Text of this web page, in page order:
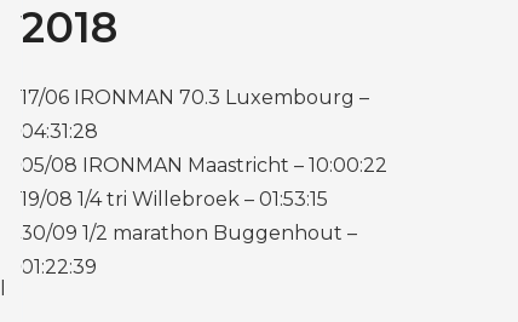
2018
17/06 IRONMAN 70.3 Luxembourg –
04:31:28
05/08 IRONMAN Maastricht – 10:00:22
19/08 1/4 tri Willebroek – 01:53:15
30/09 1/2 marathon Buggenhout –
01:22:39